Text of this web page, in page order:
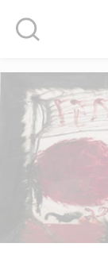
נוער